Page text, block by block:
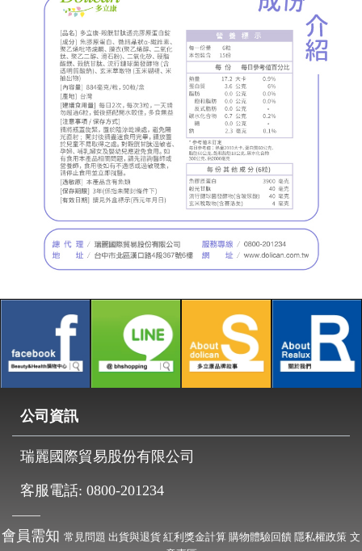
公司資訊
瑞麗國際貿易股份有限公司
客服電話: 0800-201234
會員需知 常見問題 出貨與退貨 紅利獎金計算 購物體驗回饋 隱私權政策 文